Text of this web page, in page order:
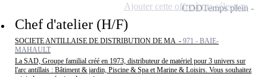
Chef d'atelier (H/F)
SOCIETE ANTILLAISE DE DISTRIBUTION DE MA - 971 - BAIE-
MAHAULT
La SAD, Groupe familial créé en 1973, distributeur de matériel pour 3 univers sur
l'arc antillais : Bâtiment & jardin, Piscine & Spa et Marine & Loisirs. Vous souhaitez
CDDTemps plein
Ajouter cette offre à ma sélection